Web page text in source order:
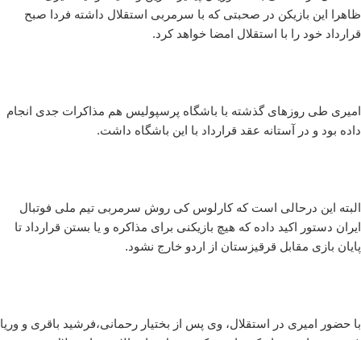
ظاهرا این بازیکن در صحبتی که با سرمربی استقلال داشته فردا صبح
قرارداد خود را با استقلال امضا خواهد کرد.
امیری طی روزهای گذشته با باشگاه پرسپولیس هم مذاکرات جدی انجام
داده بود و در آستانه عقد قرارداد با این باشگاه داشت.
البته این درحالی است که کارلوس کی روش سرمربی تیم ملی فوتبال
ایران دستور اکید داده که هیچ بازیکنی برای مذاکره و یا بستن قرارداد تا
پایان بازی مقابل قرقیزستان از اردو خارج نشود.
با حضور امیری در استقلال، وی پس از بختیار رحمانی،فرشید باقری و وریا